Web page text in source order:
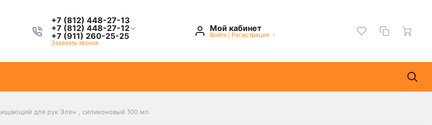
+7 (812) 448-27-13
+7 (812) 448-27-12
+7 (911) 260-25-25
Заказать звонок
Мой кабинет
Войти Регистрация
для рук Элен , силиконовый 100 мл